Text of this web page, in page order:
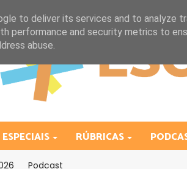
ESPECIAIS RÚBRICAS
Podcast
to deliver its services and to analyze
performance and security metrics to
abuse.